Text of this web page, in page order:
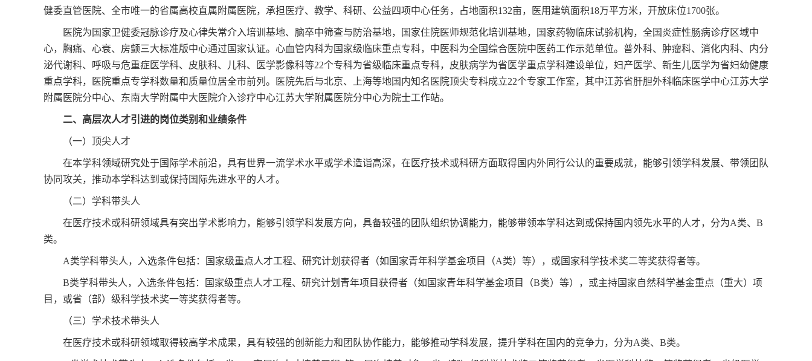
健委直管医院、全市唯一的省属高校直属附属医院，承担医疗、教学、科研、公益四项中心任务，占地面积132亩，医用建筑面积18万平方米，开放床位1700张。
医院为国家卫健委冠脉诊疗及心律失常介入培训基地、脑卒中筛查与防治基地，国家住院医师规范化培训基地，国家药物临床试验机构，全国炎症性肠病诊疗区域中
心，胸痛、心衰、房颤三大标准版中心通过国家认证。心血管内科为国家级临床重点专科，中医科为全国综合医院中医药工作示范单位。普外科、肿瘤科、消化内科、内分
泌代谢科、呼吸与危重症医学科、皮肤科、儿科、医学影像科等22个专科为省级临床重点专科，皮肤病学为省医学重点学科建设单位，妇产医学、新生儿医学为省妇幼健康
重点学科，医院重点专学科数量和质量位居全市前列。医院先后与北京、上海等地国内知名医院顶尖专科成立22个专家工作室，其中江苏省肝胆外科临床医学中心江苏大学
附属医院分中心、东南大学附属中大医院介入诊疗中心江苏大学附属医院分中心为院士工作站。
二、高层次人才引进的岗位类别和业绩条件
（一）顶尖人才
在本学科领域研究处于国际学术前沿，具有世界一流学术水平或学术造诣高深，在医疗技术或科研方面取得国内外同行公认的重要成就，能够引领学科发展、带领团队
协同攻关，推动本学科达到或保持国际先进水平的人才。
（二）学科带头人
在医疗技术或科研领域具有突出学术影响力，能够引领学科发展方向，具备较强的团队组织协调能力，能够带领本学科达到或保持国内领先水平的人才，分为A类、B
类。
A类学科带头人，入选条件包括：国家级重点人才工程、研究计划获得者（如国家青年科学基金项目（A类）等），或国家科学技术奖二等奖获得者等。
B类学科带头人，入选条件包括：国家级重点人才工程、研究计划青年项目获得者（如国家青年科学基金项目（B类）等），或主持国家自然科学基金重点（重大）项
目，或省（部）级科学技术奖一等奖获得者等。
（三）学术技术带头人
在医疗技术或科研领域取得较高学术成果，具有较强的创新能力和团队协作能力，能够推动学科发展，提升学科在国内的竞争力，分为A类、B类。